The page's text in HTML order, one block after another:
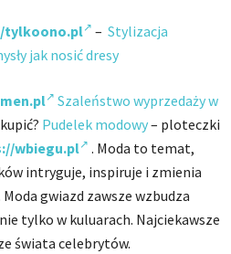
tylkoono.pl – Stylizacja
jak nosić dresy
Szaleństwo wyprzedaży w
Pudelek modowy– ploteczki
wbiegu.pl
. Moda to temat,
intryguje, inspiruje i zmienia
gwiazd zawsze wzbudza
tylko w kuluarach. Najciekawsze
świata celebrytów.